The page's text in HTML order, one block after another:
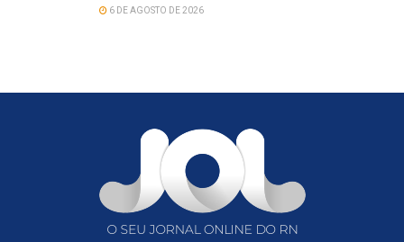
6 DE AGOSTO DE 2026